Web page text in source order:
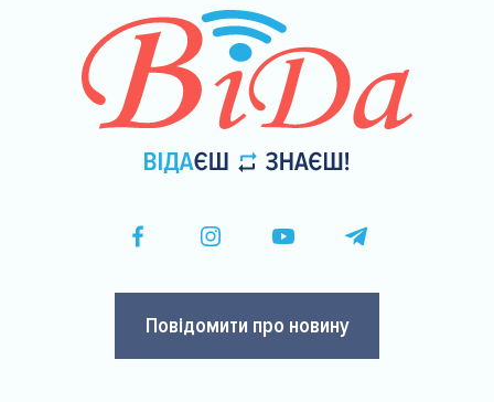
Повідомити про новину